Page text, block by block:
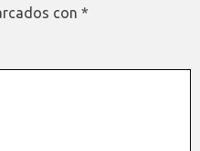
con *